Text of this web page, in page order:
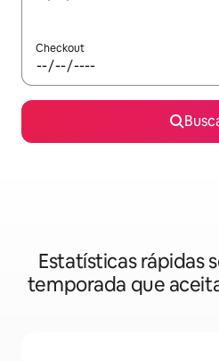
Checkout
Estatísticas rápidas
temporada que